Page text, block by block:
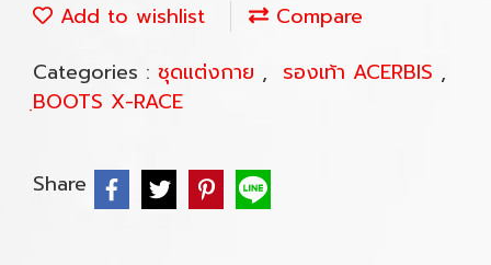
Add to wishlist
Compare
Categories : ชุดแต่งกาย , รองเท้า ACERBIS ,
ฺBOOTS X-RACE
Share